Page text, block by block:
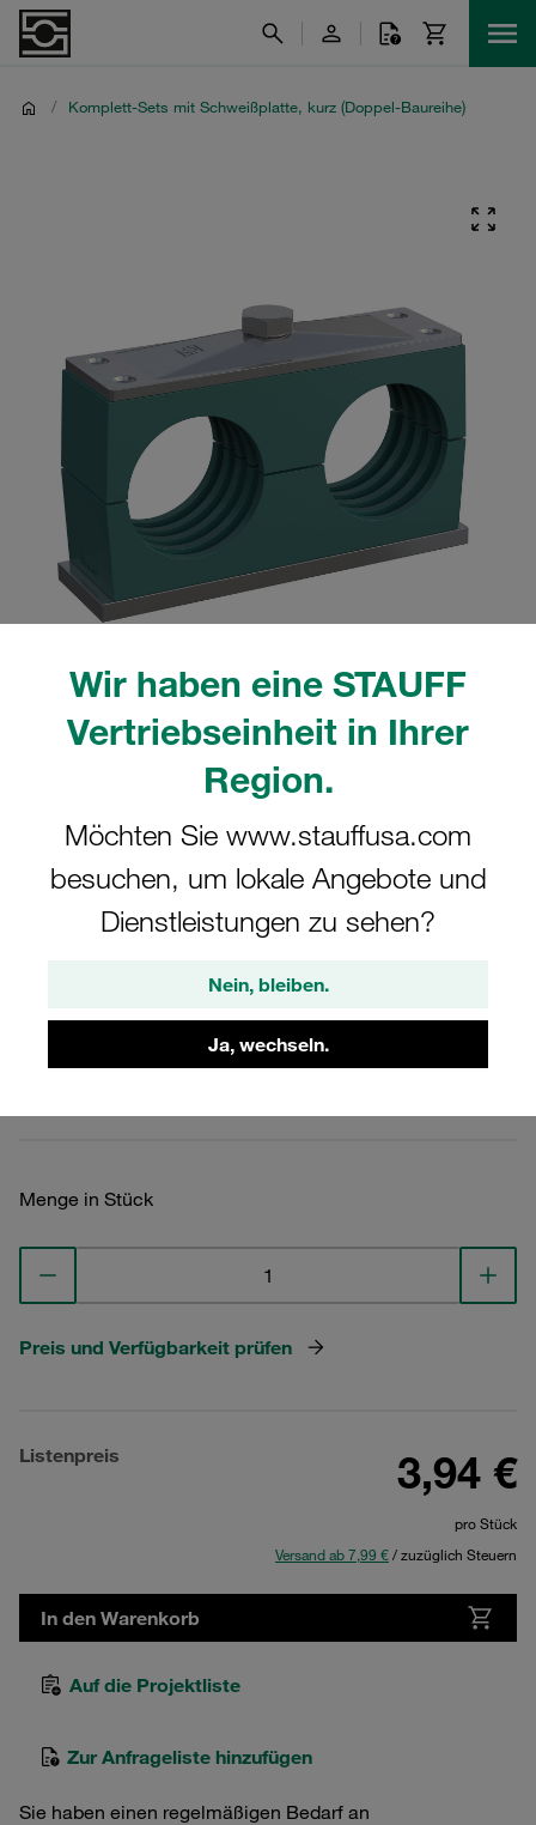
Wir haben eine STAUFF
Vertriebseinheit in Ihrer
Region.
Möchten Sie www.stauffusa.com
besuchen, um lokale Angebote und
Dienstleistungen zu sehen?
Nein, bleiben.
Ja, wechseln.
/ Komplett-Sets mit Schweißplatte, kurz (Doppel-Baureihe)
Bitte beachten Sie: Das Bild dient nur zur Veranschaulichung und kann vom
Mehr anzeigen
Komplettschelle Doppel-Baureihe Gr.
2D Ø15mm Polypropylen W10
Anschweißpl., kurz Deckpl., AS-
Schraube gerippt, mit Vorspannung
Menge in Stück
Preis und Verfügbarkeit prüfen
Listenpreis 3,94 €
pro Stück
Versand ab 7,99 €/ zuzüglich Steuern
In den Warenkorb
Auf die Projektliste
Zur Anfrageliste hinzufügen
Sie haben einen regelmäßigen Bedarf an